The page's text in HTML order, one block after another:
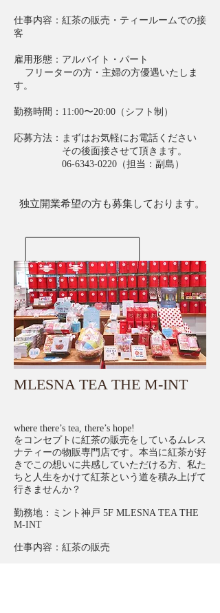
仕事内容：紅茶の販売・ティールームでの接
客
雇用形態：アルバイト・パート
フリーターの方・主婦の方優遇いたしま
す。
勤務時間：11:00〜20:00（シフト制）
応募方法：まずはお気軽にお電話ください
その後面接させて頂きます。
06-6343-0220（担当：副島）
​独立開業希望の方も募集しております。
MLESNA TEA THE M-INT​
where there’s tea, there’s hope!
をコンセプトに紅茶の販売をしているムレス
ナティーの物販専門店です。本当に紅茶が好
きでこの想いに共感していただける方、私た
ちと人生をかけて紅茶という道を積み上げて
行きませんか？
勤務地：ミント神戸 5F MLESNA TEA THE
M-INT
仕事内容：紅茶の販売